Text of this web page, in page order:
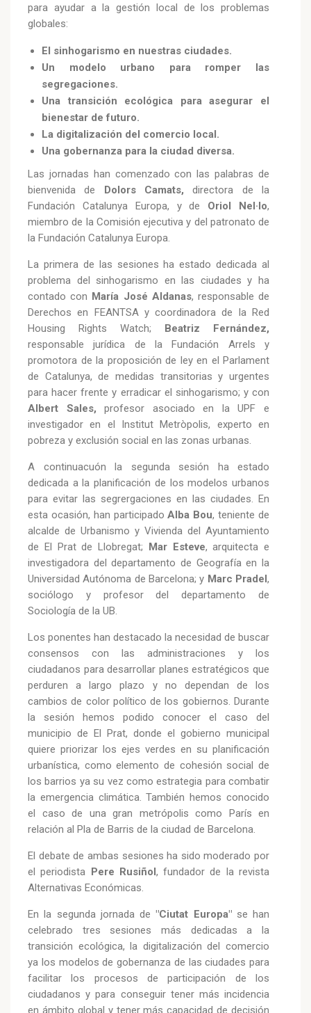
para ayudar a la gestión local de los problemas
globales:
El sinhogarismo en nuestras ciudades.
Un modelo urbano para romper las
segregaciones.
Una transición ecológica para asegurar el
bienestar de futuro.
La digitalización del comercio local.
Una gobernanza para la ciudad diversa.
Las jornadas han comenzado con las palabras de
bienvenida de Dolors Camats, directora de la
Fundación Catalunya Europa, y de Oriol Nel·lo,
miembro de la Comisión ejecutiva y del patronato de
la Fundación Catalunya Europa.
La primera de las sesiones ha estado dedicada al
problema del sinhogarismo en las ciudades y ha
contado con María José Aldanas, responsable de
Derechos en FEANTSA y coordinadora de la Red
Housing Rights Watch; Beatriz Fernández,
responsable jurídica de la Fundación Arrels y
promotora de la proposición de ley en el Parlament
de Catalunya, de medidas transitorias y urgentes
para hacer frente y erradicar el sinhogarismo; y con
Albert Sales,profesor asociado en la UPF e
investigador en el Institut Metròpolis, experto en
pobreza y exclusión social en las zonas urbanas.
A continuacuón la segunda sesión ha estado
dedicada a la planificación de los modelos urbanos
para evitar las segrergaciones en las ciudades. En
esta ocasión, han participadoAlba Bou, teniente de
alcalde de Urbanismo y Vivienda del Ayuntamiento
de El Prat de Llobregat; Mar Esteve, arquitecta e
investigadora del departamento de Geografía en la
Universidad Autónoma de Barcelona; y Marc Pradel,
sociólogo y profesor del departamento de
Sociología de la UB.
Los ponentes han destacado la necesidad de buscar
consensos con las administraciones y los
ciudadanos para desarrollar planes estratégicos que
perduren a largo plazo y no dependan de los
cambios de color político de los gobiernos. Durante
la sesión hemos podido conocer el caso del
municipio de El Prat, donde el gobierno municipal
quiere priorizar los ejes verdes en su planificación
urbanística, como elemento de cohesión social de
los barrios ya su vez como estrategia para combatir
la emergencia climática. También hemos conocido
el caso de una gran metrópolis como París en
relación al Pla de Barris de la ciudad de Barcelona.
El debate de ambas sesiones ha sido moderado por
el periodista Pere Rusiñol, fundador de la revista
Alternativas Económicas.
En la segunda jornada de"Ciutat Europa"se han
celebrado tres sesiones más dedicadas a la
transición ecológica, la digitalización del comercio
ya los modelos de gobernanza de las ciudades para
facilitar los procesos de participación de los
ciudadanos y para conseguir tener más incidencia
en ámbito global y tener más capacidad de decisión